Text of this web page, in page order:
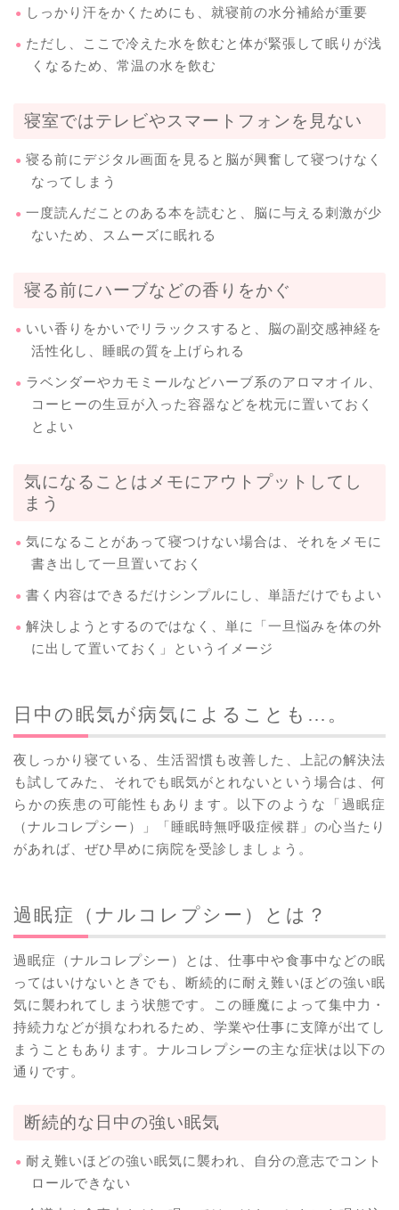
しっかり汗をかくためにも、就寝前の水分補給が重要
ただし、ここで冷えた水を飲むと体が緊張して眠りが浅
くなるため、常温の水を飲む
寝室ではテレビやスマートフォンを見ない
寝る前にデジタル画面を見ると脳が興奮して寝つけなく
なってしまう
一度読んだことのある本を読むと、脳に与える刺激が少
ないため、スムーズに眠れる
寝る前にハーブなどの香りをかぐ
いい香りをかいでリラックスすると、脳の副交感神経を
活性化し、睡眠の質を上げられる
ラベンダーやカモミールなどハーブ系のアロマオイル、
コーヒーの生豆が入った容器などを枕元に置いておく
とよい
気になることはメモにアウトプットしてし
まう
気になることがあって寝つけない場合は、それをメモに
書き出して一旦置いておく
書く内容はできるだけシンプルにし、単語だけでもよい
解決しようとするのではなく、単に「一旦悩みを体の外
に出して置いておく」というイメージ
日中の眠気が病気によることも…。
夜しっかり寝ている、生活習慣も改善した、上記の解決法
も試してみた、それでも眠気がとれないという場合は、何
らかの疾患の可能性もあります。以下のような「過眠症
（ナルコレプシー）」「睡眠時無呼吸症候群」の心当たり
があれば、ぜひ早めに病院を受診しましょう。
過眠症（ナルコレプシー）とは？
過眠症（ナルコレプシー）とは、仕事中や食事中などの眠
ってはいけないときでも、断続的に耐え難いほどの強い眠
気に襲われてしまう状態です。この睡魔によって集中力・
持続力などが損なわれるため、学業や仕事に支障が出てし
まうこともあります。ナルコレプシーの主な症状は以下の
通りです。
断続的な日中の強い眠気
耐え難いほどの強い眠気に襲われ、自分の意志でコント
ロールできない